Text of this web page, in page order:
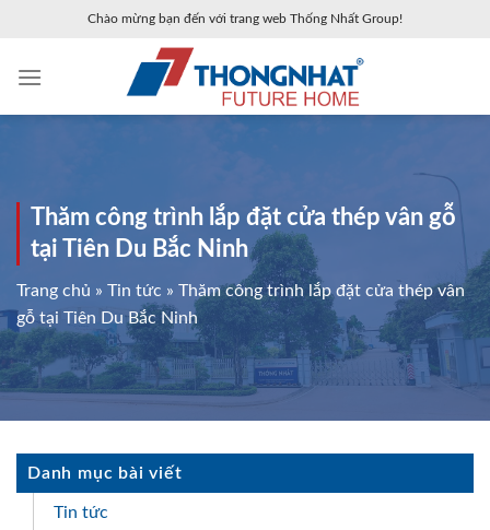
content
Chào mừng bạn đến với trang web Thống Nhất Group!
Thăm công trình lắp đặt cửa thép vân gỗ
tại Tiên Du Bắc Ninh
Trang chủ » Tin tức » Thăm công trình lắp đặt cửa thép vân
gỗ tại Tiên Du Bắc Ninh
Danh mục bài viết
Tin tức